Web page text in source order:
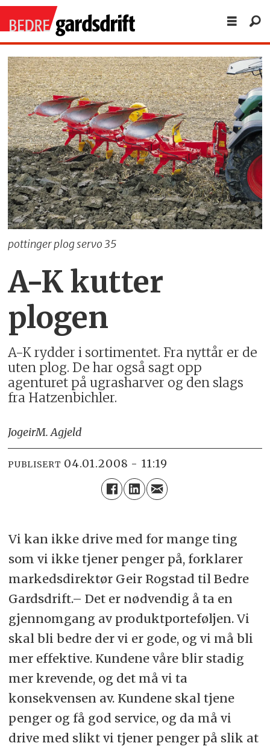
pottinger plog servo 35
A-K kutter
plogen
A-K rydder i sortimentet. Fra nyttår er de
uten plog. De har også sagt opp
agenturet på ugrasharver og den slags
fra Hatzenbichler.
JogeirM. Agjeld
PUBLISERT 04.01.2008 - 11:19
Vi kan ikke drive med for mange ting
som vi ikke tjener penger på, forklarer
markedsdirektør Geir Rogstad til Bedre
Gardsdrift.– Det er nødvendig å ta en
gjennomgang av produktporteføljen. Vi
skal bli bedre der vi er gode, og vi må bli
mer effektive. Kundene våre blir stadig
mer krevende, og det må vi ta
konsekvensen av. Kundene skal tjene
penger og få god service, og da må vi
drive med slikt vi tjener penger på slik at